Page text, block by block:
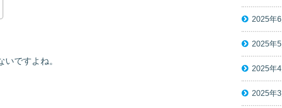
ですよね。
2025年6
2025年5
2025年4
2025年3